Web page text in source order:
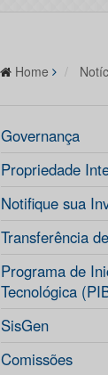
Home
Governança
Propriedade
Notifique sua
Transferência
Programa de
Tecnológica
SisGen
Comissões